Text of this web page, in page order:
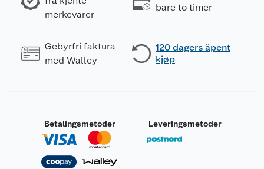
merkevarer
bare to timer
Gebyrfri faktura
med Walley
120 dagers åpent
kjøp
Betalingsmetoder Leveringsmetoder